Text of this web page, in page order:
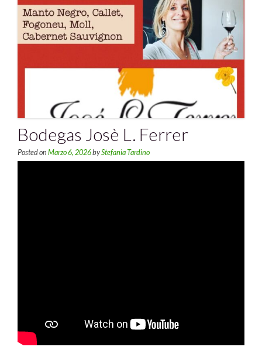
Bodegas Josè L. Ferrer
Posted on Marzo 6, 2026byStefania Tardino